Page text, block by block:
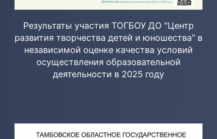
Результаты участия ТОГБОУ ДО "Центр
развития творчества детей и юношества" в
независимой оценке качества условий
осуществления образовательной
деятельности в 2025 году